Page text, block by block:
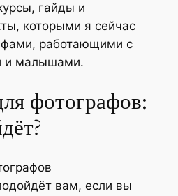
гайды и
которыми я сейчас
работающими с
и малышами.
фотографов:
вам, если вы